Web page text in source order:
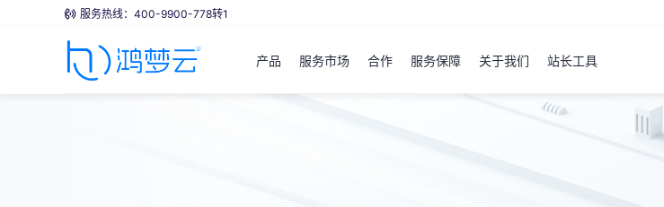
服务热线：400-9900-778转1
产品 服务市场 合作 服务保障 关于我们 站长工具